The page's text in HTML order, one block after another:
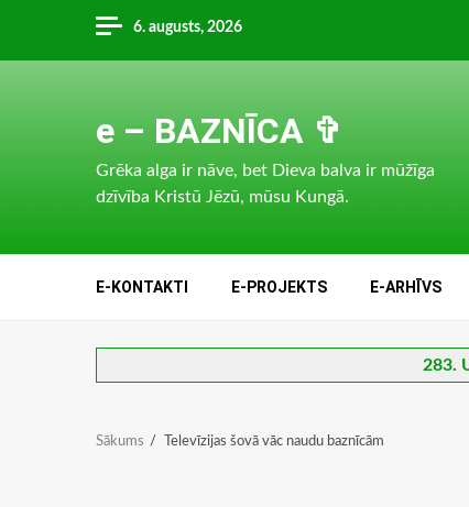
content
6. augusts, 2026
e – BAZNĪCA ✞
Grēka alga ir nāve, bet Dieva balva ir mūžīga
dzīvība Kristū Jēzū, mūsu Kungā.
E-KONTAKTI E-PROJEKTS E-ARHĪVS
283.
Sākums Televīzijas šovā vāc naudu baznīcām